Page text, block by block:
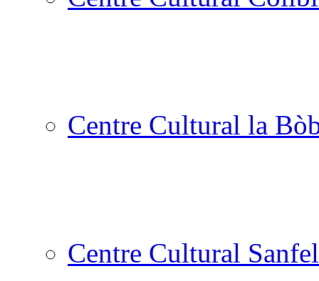
Centre Cultural la
Centre Cultural